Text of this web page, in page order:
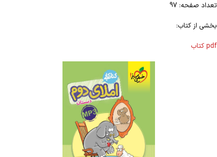
تعداد صفحه: 97
بخشی از کتاب:
pdf کتاب